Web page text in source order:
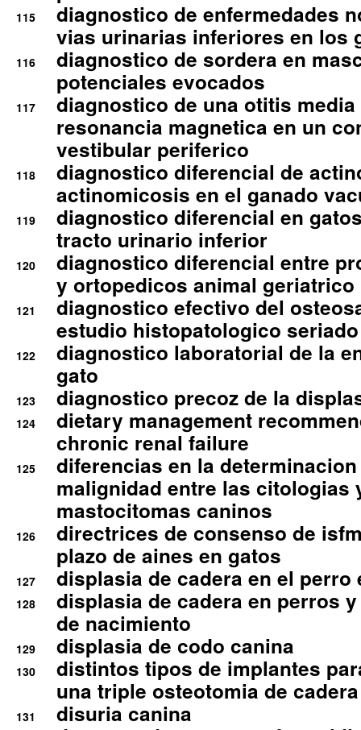
115
diagnostico de enfermedades
vias urinarias inferiores en los
116
diagnostico de sordera en
potenciales evocados
117
diagnostico de una otitis
resonancia magnetica en un
vestibular periferico
118
diagnostico diferencial de
actinomicosis en el ganado
119
diagnostico diferencial en
tracto urinario inferior
120
diagnostico diferencial entre
y ortopedicos animal geriatrico
121
diagnostico efectivo del
estudio histopatologico seriado
122
diagnostico laboratorial de la
gato
123 diagnostico precoz de la
124
dietary management
chronic renal failure
125
diferencias en la
malignidad entre las citologias
mastocitomas caninos
126
directrices de consenso de
plazo de aines en gatos
127 displasia de cadera en el perro
128
displasia de cadera en perros
de nacimiento
129 displasia de codo canina
130
distintos tipos de implantes
una triple osteotomia de cadera
131 disuria canina